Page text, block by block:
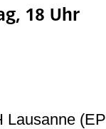
18 Uhr
Lausanne